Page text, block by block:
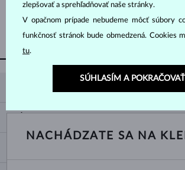
KONTAKTNÉ ÚDAJE
O NÁS
DODANIE A PLATBA ZA TOVAR
zlepšovať a sprehľadňovať naše stránky.
V opačnom prípade nebudeme môcť súbory
funkčnosť stránok bude obmedzená. Cookies
tu.
SÚHLASÍM A POKRAČOVAŤ
NACHÁDZATE SA NA